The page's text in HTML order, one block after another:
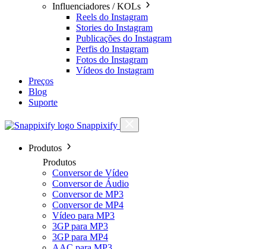
Influenciadores / KOLs
Reels do Instagram
Stories do Instagram
Publicações do Instagram
Perfis do Instagram
Fotos do Instagram
Vídeos do Instagram
Preços
Blog
Suporte
Snappixify
Produtos
Produtos
Conversor de Vídeo
Conversor de Áudio
Conversor de MP3
Conversor de MP4
Vídeo para MP3
3GP para MP3
3GP para MP4